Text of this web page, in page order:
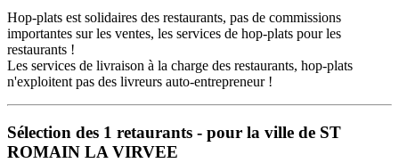
Hop-plats est solidaires des restaurants, pas de commissions
importantes sur les ventes, les services de hop-plats pour les
restaurants !
Les services de livraison à la charge des restaurants, hop-plats
n'exploitent pas des livreurs auto-entrepreneur !
Sélection des 1 retaurants - pour la ville de ST
ROMAIN LA VIRVEE